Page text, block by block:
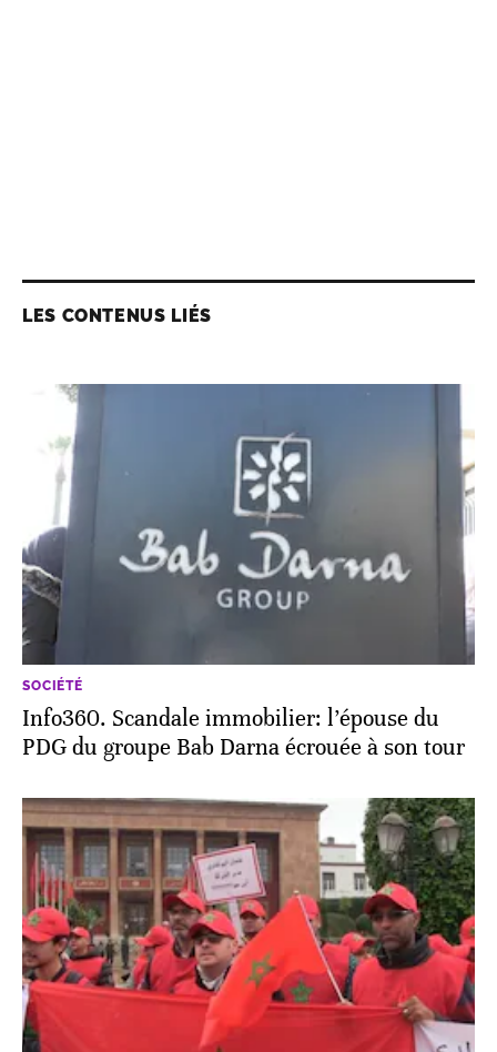
LES CONTENUS LIÉS
SOCIÉTÉ
Info360. Scandale immobilier: l’épouse du
PDG du groupe Bab Darna écrouée à son tour